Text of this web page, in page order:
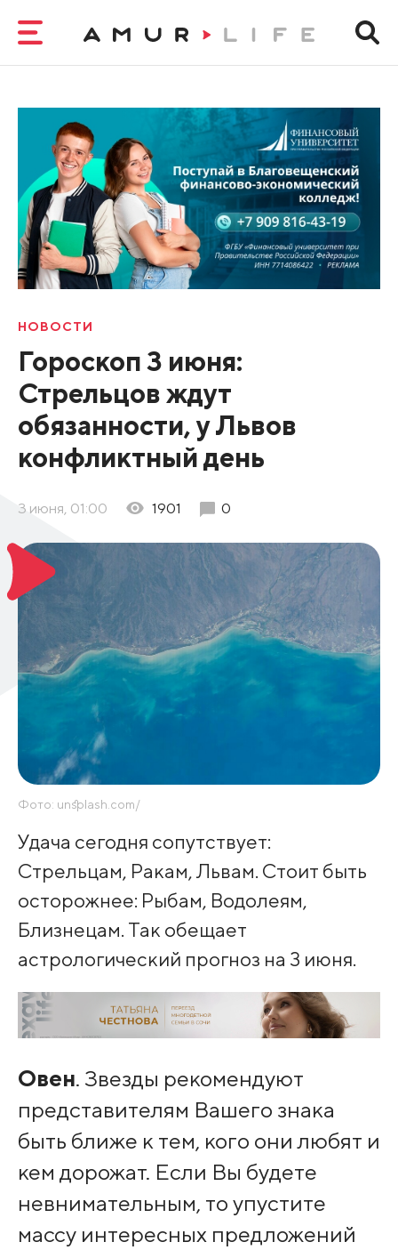
НОВОСТИ
Гороскоп 3 июня:
Стрельцов ждут
обязанности, у Львов
конфликтный день
3 июня, 01:00 1901 0
Фото: unsplash.com/
Удача сегодня сопутствует:
Стрельцам, Ракам, Львам. Стоит быть
осторожнее: Рыбам, Водолеям,
Близнецам. Так обещает
астрологический прогноз на 3 июня.
Овен. Звезды рекомендуют
представителям Вашего знака
быть ближе к тем, кого они любят и
кем дорожат. Если Вы будете
невнимательным, то упустите
массу интересных предложений